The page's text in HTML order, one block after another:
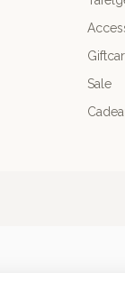
Sale